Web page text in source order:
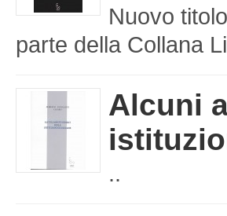
Nuovo
parte della Collana
Alcuni
..